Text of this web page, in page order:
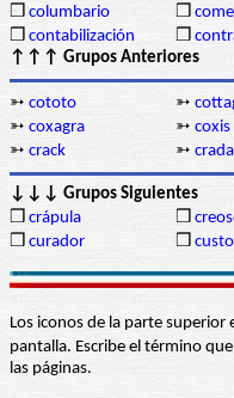
❒ columbario ❒
❒ contabilización ❒
↑↑↑ Grupos Anteriores
➳ cototo ➳
➳ coxagra ➳ coxis
➳ crack ➳ crada
↓↓↓ Grupos Siguientes
❒ crápula ❒
❒ curador ❒
Los iconos de la parte
pantalla. Escribe el término
las páginas.